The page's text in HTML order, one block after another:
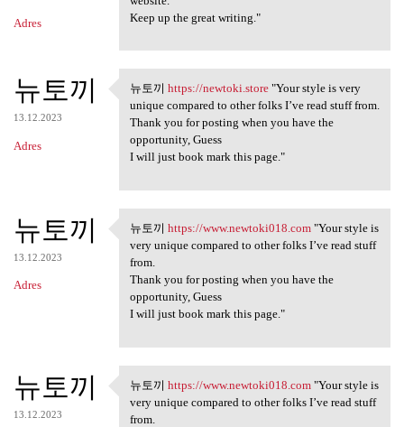
Adres
Keep up the great writing."
뉴토끼
13.12.2023
Adres
뉴토끼 https://newtoki.store
뉴토끼 https://newtoki.store"Your style is very
unique compared to other folks I’ve read stuff from.
Thank you for posting when you have the
opportunity, Guess
I will just book mark this page."
뉴토끼
13.12.2023
Adres
뉴토끼 https://www.newtoki018
뉴토끼 https://www.newtoki018.com"Your style is
very unique compared to other folks I’ve read stuff
from.
Thank you for posting when you have the
opportunity, Guess
I will just book mark this page."
뉴토끼
13.12.2023
뉴토끼 https://www.newtoki018
뉴토끼 https://www.newtoki018.com"Your style is
very unique compared to other folks I’ve read stuff
from.